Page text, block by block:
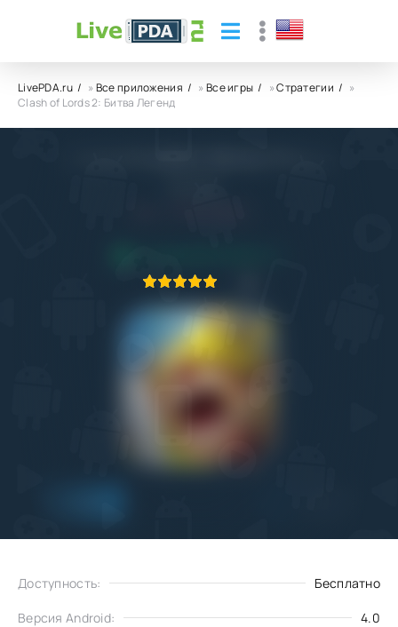
LivePDA.ru »Все приложения »Все игры »Стратегии
»
Clash of Lords 2: Битва Легенд
Доступность: Бесплатно
Версия Android: 4.0